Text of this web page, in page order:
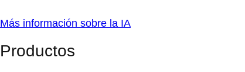
Más información sobre la IA
Productos